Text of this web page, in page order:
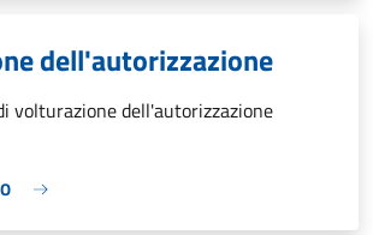
dell'autorizzazione
volturazione dell'autorizzazione